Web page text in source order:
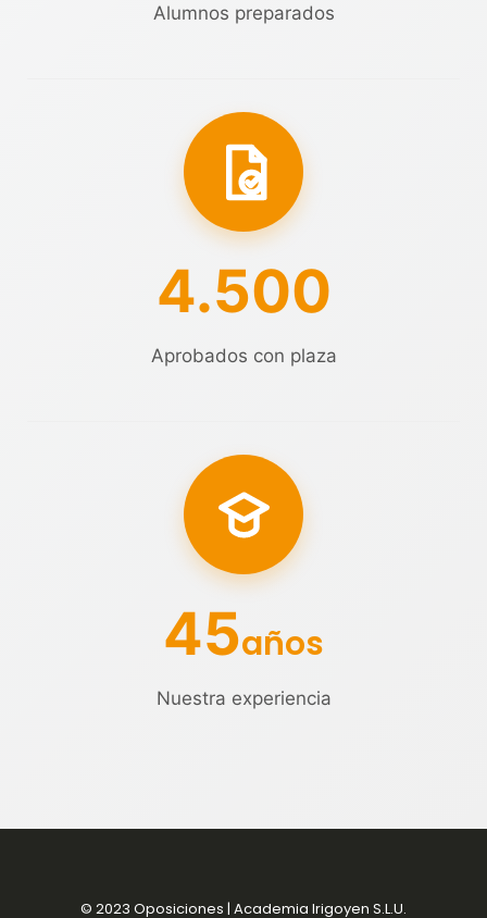
Alumnos preparados
4.500
Aprobados con plaza
45años
Nuestra experiencia
© 2023 Oposiciones | Academia Irigoyen S.L.U.